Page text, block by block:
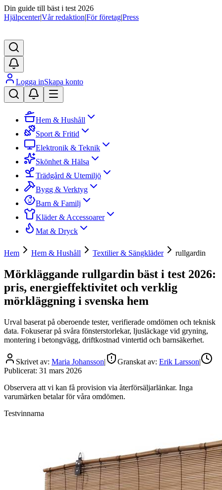
Din guide till bäst i test 2026
Hjälpcenter|Vår redaktion|För företag|Press
Logga inSkapa konto
Hem & Hushåll
Sport & Fritid
Elektronik & Teknik
Skönhet & Hälsa
Trädgård & Utemiljö
Bygg & Verktyg
Barn & Familj
Kläder & Accessoarer
Mat & Dryck
Hem Hem & Hushåll Textilier & Sängkläder rullgardin
Mörkläggande rullgardin bäst i test 2026:
pris, energieffektivitet och verklig
mörkläggning i svenska hem
Urval baserat på oberoende tester, verifierade omdömen och teknisk
data. Fokuserar på svåra fönsterstorlekar, ljusläckage vid gryning,
montering i betongvägg, driftkostnad vintertid och barnsäkerhet.
Skrivet av: Maria Johansson| Granskat av: Erik Larsson|
Publicerat: 31 mars 2026
Observera att vi kan få provision via återförsäljarlänkar. Inga
varumärken betalar för våra omdömen.
Testvinnarna